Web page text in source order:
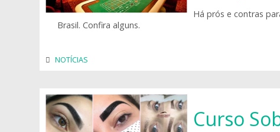
Há prós e contras
Brasil. Confira alguns.
NOTÍCIAS
Curso